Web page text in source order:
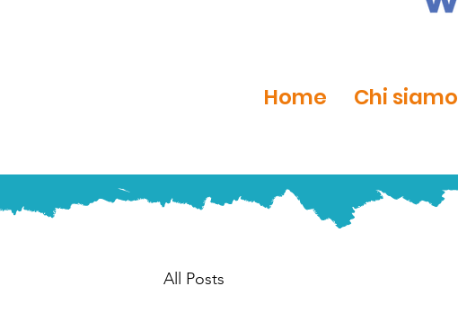
Home Chi siamo
All Posts